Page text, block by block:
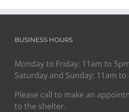
BUSINESS HOURS
Monday to Friday: 11am to
Saturday and Sunday: 11am to
Please call to make an
to the shelter.